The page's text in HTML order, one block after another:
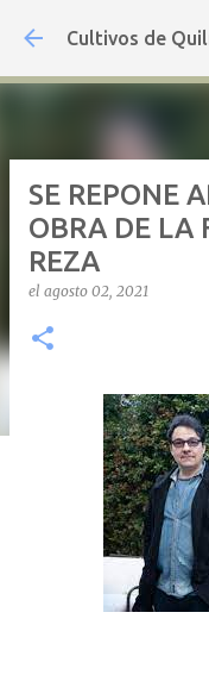
Ir al
Cultivos de
SE REPONE
OBRA DE LA
REZA
el agosto 02, 2021